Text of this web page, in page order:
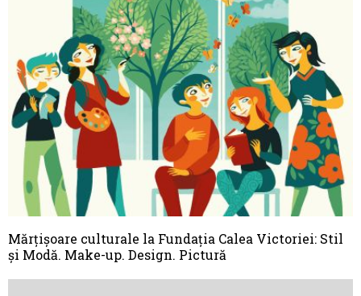
Mărțișoare culturale la Fundația Calea Victoriei: Stil
și Modă. Make-up. Design. Pictură